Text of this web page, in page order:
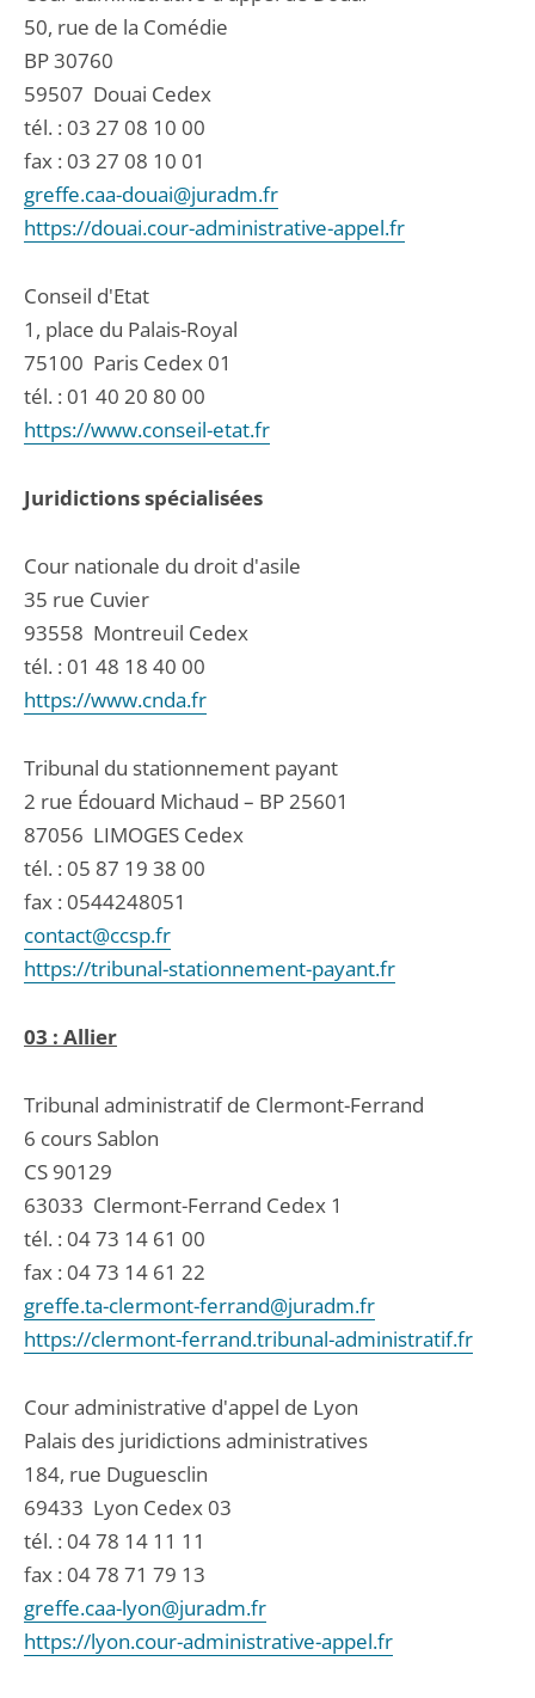
50, rue de la Comédie
BP 30760
59507 Douai Cedex
tél. : 03 27 08 10 00
fax : 03 27 08 10 01
greffe.caa-douai@juradm.fr
https://douai.cour-administrative-appel.fr
Conseil d'Etat
1, place du Palais-Royal
75100 Paris Cedex 01
tél. : 01 40 20 80 00
https://www.conseil-etat.fr
Juridictions spécialisées
Cour nationale du droit d'asile
35 rue Cuvier
93558 Montreuil Cedex
tél. : 01 48 18 40 00
https://www.cnda.fr
Tribunal du stationnement payant
2 rue Édouard Michaud – BP 25601
87056 LIMOGES Cedex
tél. : 05 87 19 38 00
fax : 0544248051
contact@ccsp.fr
https://tribunal-stationnement-payant.fr
03 : Allier
Tribunal administratif de Clermont-Ferrand
6 cours Sablon
CS 90129
63033 Clermont-Ferrand Cedex 1
tél. : 04 73 14 61 00
fax : 04 73 14 61 22
greffe.ta-clermont-ferrand@juradm.fr
https://clermont-ferrand.tribunal-administratif.fr
Cour administrative d'appel de Lyon
Palais des juridictions administratives
184, rue Duguesclin
69433 Lyon Cedex 03
tél. : 04 78 14 11 11
fax : 04 78 71 79 13
greffe.caa-lyon@juradm.fr
https://lyon.cour-administrative-appel.fr